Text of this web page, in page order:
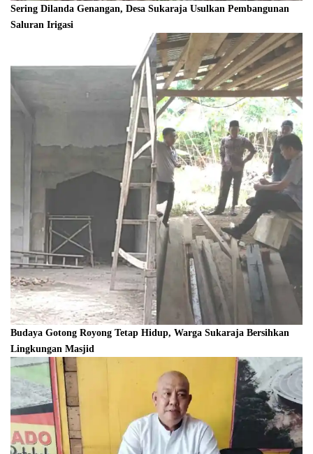
Sering Dilanda Genangan, Desa Sukaraja Usulkan Pembangunan
Saluran Irigasi
Budaya Gotong Royong Tetap Hidup, Warga Sukaraja Bersihkan
Lingkungan Masjid